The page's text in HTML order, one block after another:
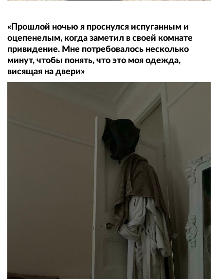
«Прошлой ночью я проснулся испуганным и
оцепенелым, когда заметил в своей комнате
привидение. Мне потребовалось несколько
минут, чтобы понять, что это моя одежда,
висящая на двери»